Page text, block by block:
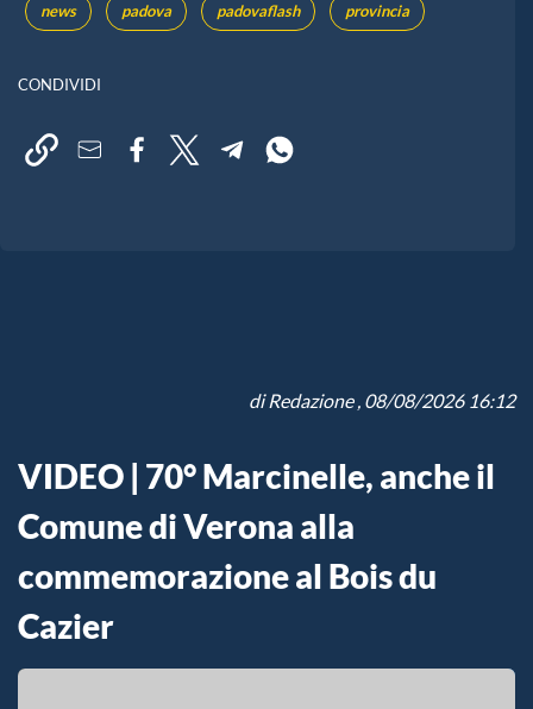
news padova padovaflash provincia
CONDIVIDI
diRedazione, 08/08/2026 16:12
VIDEO | 70° Marcinelle, anche il
Comune di Verona alla
commemorazione al Bois du
Cazier